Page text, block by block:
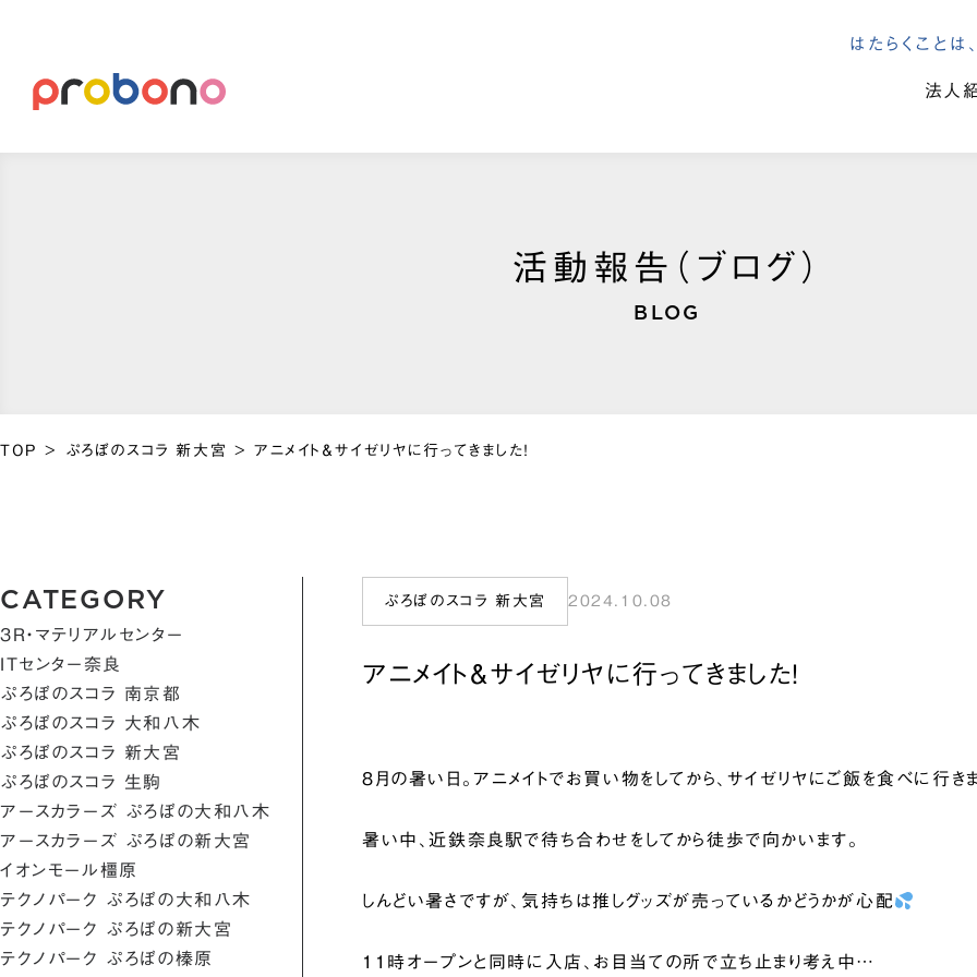
はたらくこと
法人
活動報告（ブログ）
BLOG
TOP > ぷろぼのスコラ 新大宮 >アニメイト＆サイゼリヤに行ってきました！
CATEGORY
3R・マテリアルセンター
ITセンター奈良
ぷろぼのスコラ 南京都
ぷろぼのスコラ 大和八木
ぷろぼのスコラ 新大宮
ぷろぼのスコラ 生駒
アースカラーズ ぷろぼの大和八木
アースカラーズ ぷろぼの新大宮
イオンモール橿原
テクノパーク ぷろぼの大和八木
テクノパーク ぷろぼの新大宮
テクノパーク ぷろぼの榛原
ぷろぼのスコラ 新大宮 2024.10.08
アニメイト＆サイゼリヤに行ってきました！
8月の暑い日。アニメイトでお買い物をしてから、サイゼリヤにご飯を食べに行き
暑い中、近鉄奈良駅で待ち合わせをしてから徒歩で向かいます。
しんどい暑さですが、気持ちは推しグッズが売っているかどうかが心配
11時オープンと同時に入店、お目当ての所で立ち止まり考え中…